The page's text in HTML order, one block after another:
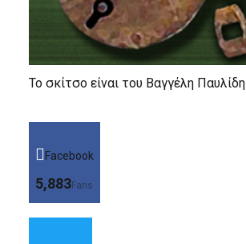
Το σκίτσο είναι του Βαγγέλη Παυλίδη
Facebook
5,883Fans